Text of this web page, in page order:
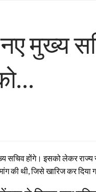
मुख्य
सचिव होंगे। इसको लेकर
थी, जिसे खारिज कर दिया